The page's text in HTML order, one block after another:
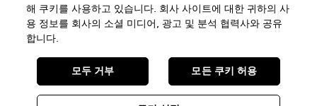
상호 : 스와치그룹코리아(주) | 대표 : STEPHEN DAMON DE LUCCHI
사업자등록번호: 220-81-01107
주소 : 서울특별시 서대문구
호스팅서비스사업자: www.akamai.com
개인정보관리책임자 : 유희용
© SWATCH AG 2026, ALL RIGHTS RESERVED: SWISS WATCHES
해 쿠키를 사용하고 있습니다. 회사 사이트에 대한 귀하의 사
용 정보를 회사의 소셜 미디어, 광고 및 분석 협력사와 공유
합니다.
모두 거부 모든 쿠키 허용